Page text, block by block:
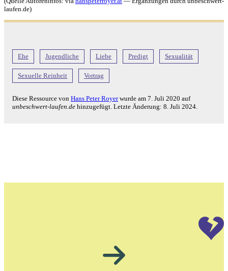
laufen.de)
Ehe Jugendliche Liebe Predigt Sexualität
Sexuelle Reinheit Vortrag
Diese Ressource von Hans Peter Royerwurde am 7. Juli 2020 auf
unbeschwert-laufen.de hinzugefügt. Letzte Änderung: 8. Juli 2024.